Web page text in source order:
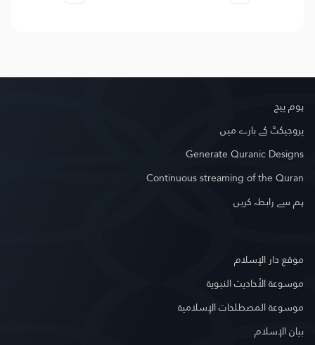
ہوم پیج
پروجیکٹ کے بارے میں
Generate Quranic Designs
Continuous streaming of the Quran
ہم سے رابطہ کریں
موقع دار الإسلام
موسوعة الأحاديث النبوية
موسوعة المصطلحات الإسلامية
بيان الإسلام